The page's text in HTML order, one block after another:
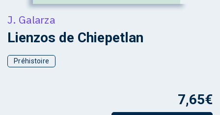
J. Galarza
Lienzos de Chiepetlan
Préhistoire
7,65€